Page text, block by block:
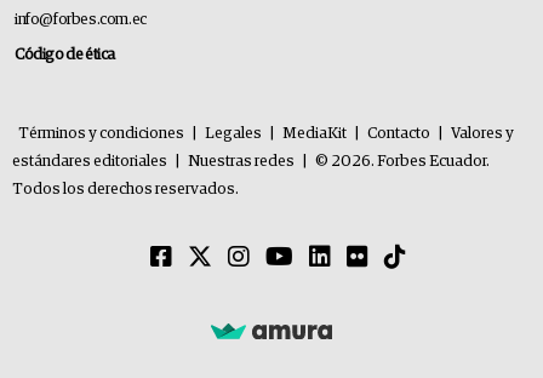
info@forbes.com.ec
Código de ética
Términos y condiciones Legales MediaKit Contacto
Valores y
estándares editoriales
Nuestras redes
© 2026. Forbes Ecuador.
Todos los derechos reservados.